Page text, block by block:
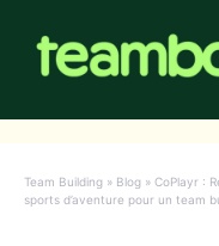
contenu
Team Building » Blog » CoPlayr :
sports d’aventure pour un team